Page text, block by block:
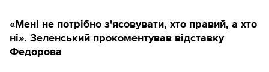
«Мені не потрібно з'ясовувати, хто правий, а хто
ні». Зеленський прокоментував відставку
Федорова